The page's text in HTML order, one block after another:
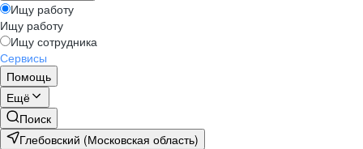
Ищу работу
Ищу работу
Ищу сотрудника
Сервисы
Помощь
Ещё
Поиск
Глебовский (Московская область)